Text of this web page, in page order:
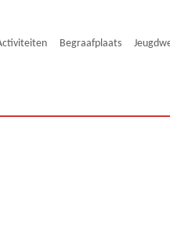
Begraafplaats